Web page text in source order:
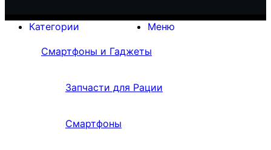
Меню
Категории
Смартфоны и Гаджеты
Запчасти для Рации
Смартфоны